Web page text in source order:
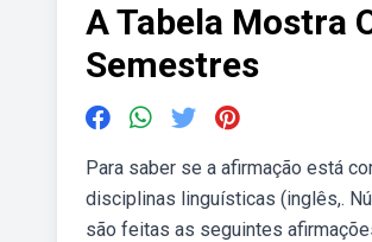
A Tabela Mostra
Semestres
Para saber se a afirmação está
disciplinas linguísticas (inglês,.
são feitas as seguintes